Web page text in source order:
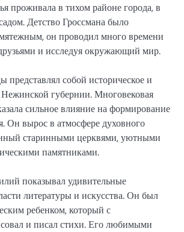
проживала в тихом районе города, в
Детство Гроссмана было
он проводил много времени
и исследуя окружающий мир.
представлял собой историческое и
Нежинской губернии. Многовековая
сильное влияние на формирование
Он вырос в атмосфере духовного
старинными церквями, уютными
памятниками.
показывал удивительные
литературы и искусства. Он был
ребенком, который с
и писал стихи. Его любимыми